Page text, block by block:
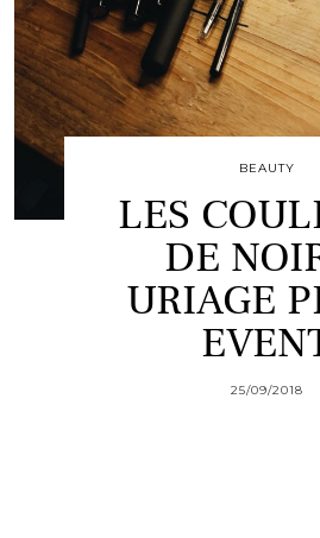
BEAUTY
LES
DE
URIAGE
25/09/2018